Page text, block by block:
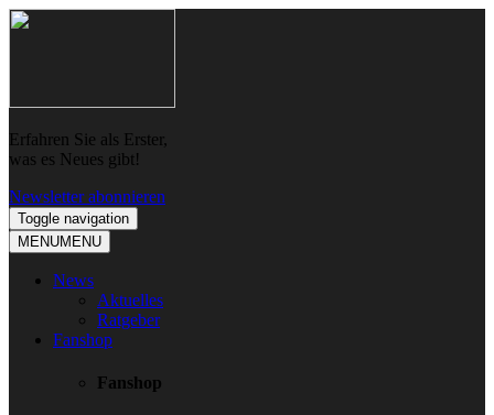
Skip
Skip
Erfahren Sie als Erster,
was es Neues gibt!
Newsletter abonnieren
Toggle navigation
MENUMENU
News
Aktuelles
Ratgeber
Fanshop
Fanshop